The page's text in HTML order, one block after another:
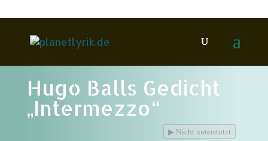
Hugo Balls Gedicht
„Intermezzo“
▶ Nicht unterstützt